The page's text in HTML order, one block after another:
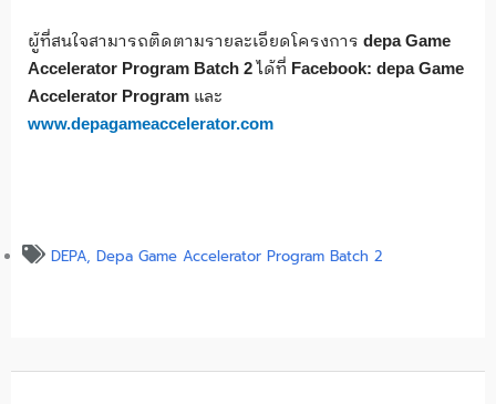
ผู้ที่สนใจสามารถติดตามรายละเอียดโครงการ depa Game
Accelerator Program Batch 2ได้ที่ Facebook: depa Game
Accelerator Program และ
www.depagameaccelerator.com
DEPA, Depa Game Accelerator Program Batch 2